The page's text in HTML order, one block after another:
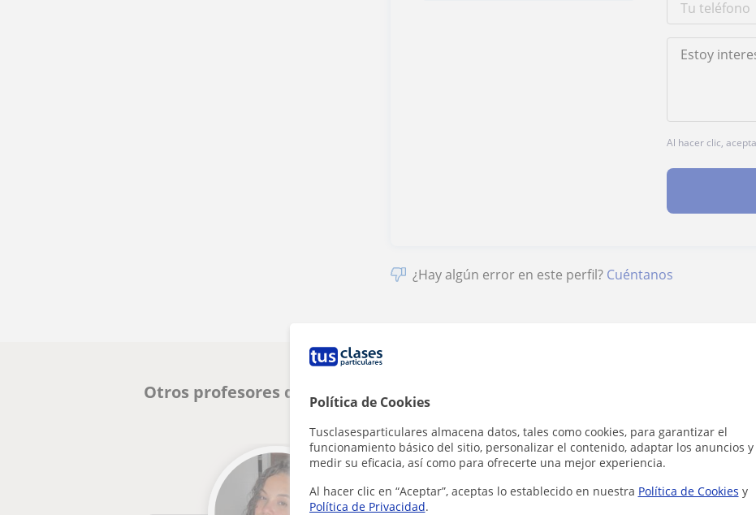
Política de Cookies
Tusclasesparticulares almacena datos, tales como cookies, para garantizar el
funcionamiento básico del sitio, personalizar el contenido, adaptar los anuncios y
medir su eficacia, así como para ofrecerte una mejor experiencia.
Al hacer clic en “Aceptar”, aceptas lo establecido en nuestra Política de Cookies y
Política de Privacidad.
Al hacer clic,
¿Hay algún error en este perfil? Cuéntanos
Otros profesores de Inglés en Melilla (Ciudad) que pueden interesarte